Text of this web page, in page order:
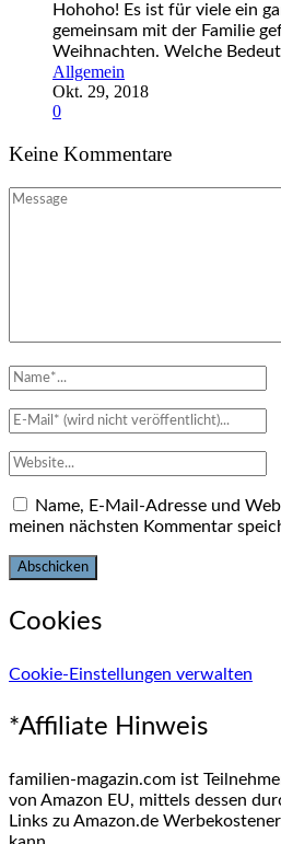
Hohoho! Es ist für viele ein
gemeinsam mit der Familie
Weihnachten. Welche
Allgemein
Okt. 29, 2018
0
Keine Kommentare
Name, E-Mail-Adresse und
meinen nächsten Kommentar
Cookies
Cookie-Einstellungen verwalten
*Affiliate Hinweis
familien-magazin.com ist
von Amazon EU, mittels dessen
Links zu Amazon.de